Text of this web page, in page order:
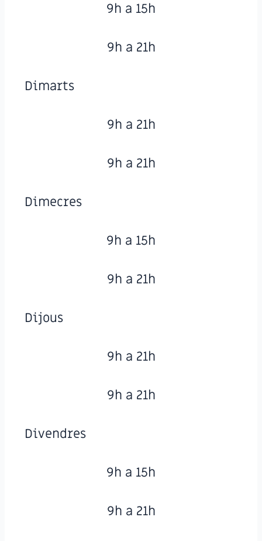
9h a 15h
9h a 21h
Dimarts
9h a 21h
9h a 21h
Dimecres
9h a 15h
9h a 21h
Dijous
9h a 21h
9h a 21h
Divendres
9h a 15h
9h a 21h